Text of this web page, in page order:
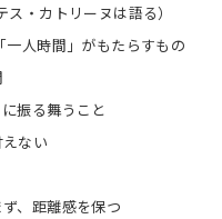
・カトリーヌは語る）
一人時間」がもたらすもの
振る舞うこと
ない
、距離感を保つ